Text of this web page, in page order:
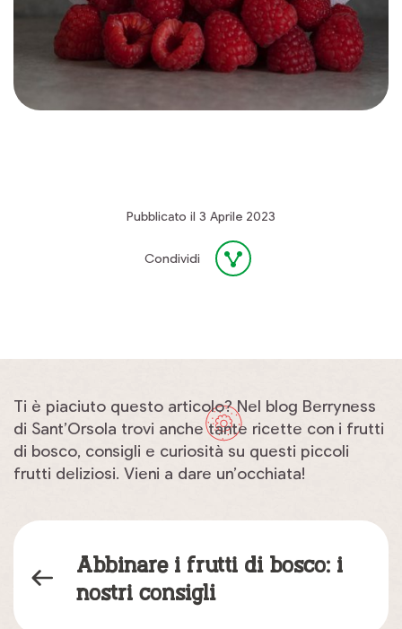
Condividi
Pubblicato il 3 Aprile 2023
Ti è piaciuto questo articolo? Nel blog Berryness
di Sant’Orsola trovi anche tante ricette con i frutti
di bosco, consigli e curiosità su questi piccoli
frutti deliziosi. Vieni a dare un’occhiata!
Abbinare i frutti di bosco: i
nostri consigli